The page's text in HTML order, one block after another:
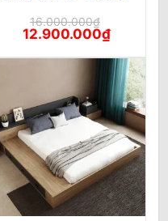
16.000.000₫
Giá
gốc
là:
12.900.000₫Giá
tại
là: